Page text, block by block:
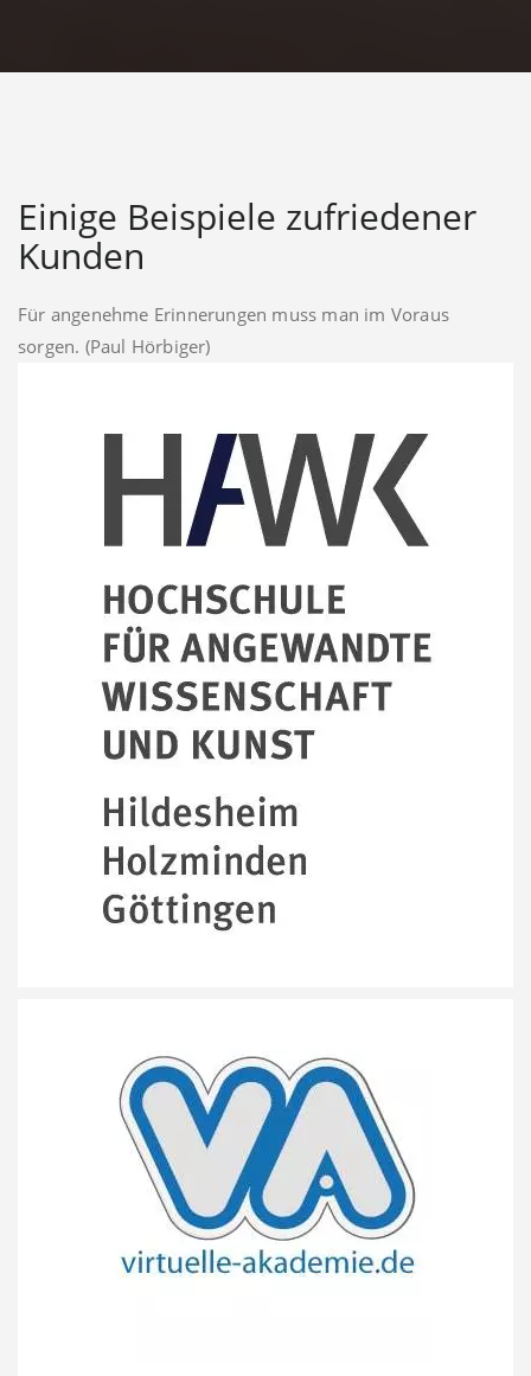
Einige Beispiele zufriedener
Kunden
Für angenehme Erinnerungen muss man im Voraus
sorgen. (Paul Hörbiger)